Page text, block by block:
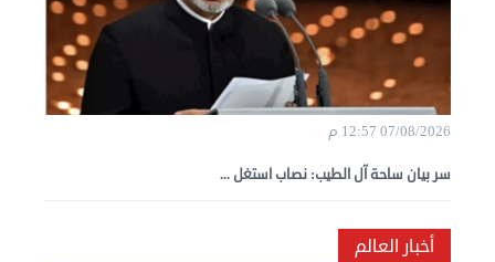
07/08/2026 12:57 م
سر بيان ساحة آل الطيب: نصاب استغل ...
أخبار العالم